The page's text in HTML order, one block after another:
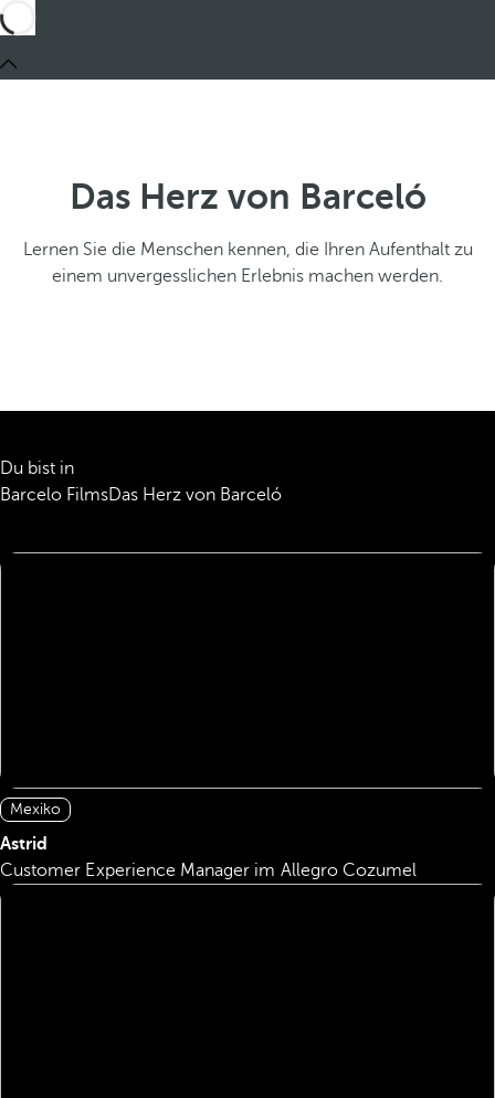
Das Herz von Barceló
Lernen Sie die Menschen kennen, die Ihren Aufenthalt zu
einem unvergesslichen Erlebnis machen werden.
Du bist in
Barcelo FilmsDas Herz von Barceló
Mexiko
Astrid
Customer Experience Manager im Allegro Cozumel